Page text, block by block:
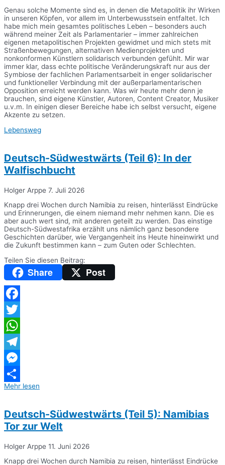
Genau solche Momente sind es, in denen die Metapolitik ihr Wirken
in unseren Köpfen, vor allem im Unterbewusstsein entfaltet. Ich
habe mich mein gesamtes politisches Leben – besonders auch
während meiner Zeit als Parlamentarier – immer zahlreichen
eigenen metapolitischen Projekten gewidmet und mich stets mit
Straßenbewegungen, alternativen Medienprojekten und
nonkonformen Künstlern solidarisch verbunden gefühlt. Mir war
immer klar, dass echte politische Veränderungskraft nur aus der
Symbiose der fachlichen Parlamentsarbeit in enger solidarischer
und funktioneller Verbindung mit der außerparlamentarischen
Opposition erreicht werden kann. Was wir heute mehr denn je
brauchen, sind eigene Künstler, Autoren, Content Creator, Musiker
u.v.m. In einigen dieser Bereiche habe ich selbst versucht, eigene
Akzente zu setzen.
Lebensweg
Deutsch-Südwestwärts (Teil 6): In der
Walfischbucht
Holger Arppe 7. Juli 2026
Knapp drei Wochen durch Namibia zu reisen, hinterlässt Eindrücke
und Erinnerungen, die einem niemand mehr nehmen kann. Die es
aber auch wert sind, mit anderen geteilt zu werden. Das einstige
Deutsch-Südwestafrika erzählt uns nämlich ganz besondere
Geschichten darüber, wie Vergangenheit ins Heute hineinwirkt und
die Zukunft bestimmen kann – zum Guten oder Schlechten.
Teilen Sie diesen Beitrag:
Share Post
Facebook
Twitter
WhatsApp
Telegram
Messenger
Teilen
Mehr lesen
Deutsch-Südwestwärts (Teil 5): Namibias
Tor zur Welt
Holger Arppe 11. Juni 2026
Knapp drei Wochen durch Namibia zu reisen, hinterlässt Eindrücke